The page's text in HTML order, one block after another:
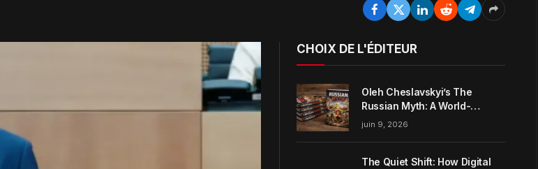
CHOIX DE L'ÉDITEUR
Oleh Cheslavskyi’s The
Russian Myth: A World-
Systems Analysis of
juin 9, 2026
The Quiet Shift: How Digital